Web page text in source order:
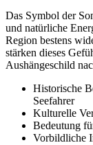
Das Symbol der
und natürliche
Region bestens
stärken dieses
Aushängeschild
Historische
Seefahrer
Kulturelle
Bedeutung
Vorbildliche